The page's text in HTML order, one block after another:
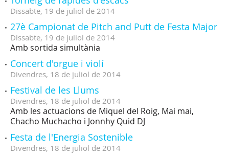
Dissabte, 19 de juliol de 2014
27è Campionat de Pitch and Putt de Festa Major
Dissabte, 19 de juliol de 2014
Amb sortida simultània
Concert d'orgue i violí
Divendres, 18 de juliol de 2014
Festival de les Llums
Divendres, 18 de juliol de 2014
Amb les actuacions de Miquel del Roig, Mai mai,
Chacho Muchacho i Jonnhy Quid DJ
Festa de l'Energia Sostenible
Divendres, 18 de juliol de 2014